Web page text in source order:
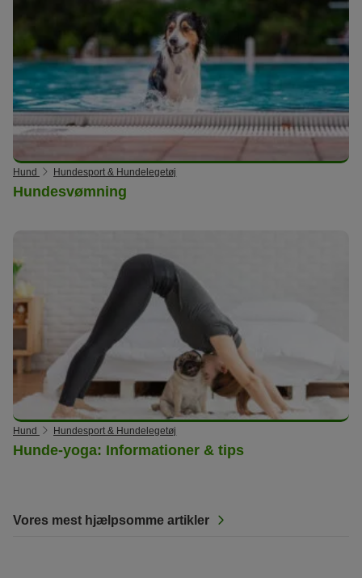
Hund Hundesport & Hundelegetøj
Hundesvømning
Hund Hundesport & Hundelegetøj
Hunde-yoga: Informationer & tips
Vores mest hjælpsomme artikler